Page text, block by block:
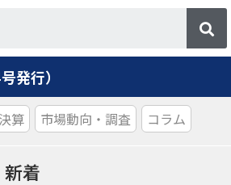
発行）
算 市場動向・調査 コラム
新着